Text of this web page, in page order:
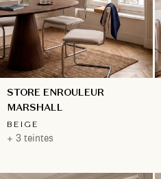
STORE ENROULEUR
MARSHALL
BEIGE
+ 3 teintes